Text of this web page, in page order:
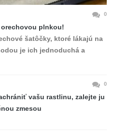
0
plnkou!
šatôčky, ktoré lákajú na
je ich jednoduchá a
0
vašu rastlinu, zalejte ju
zmesou